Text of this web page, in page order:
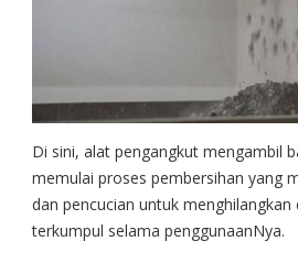
Di sini, alat pengangkut mengambil
memulai proses pembersihan yang
dan pencucian untuk
terkumpul selama penggunaanNya.